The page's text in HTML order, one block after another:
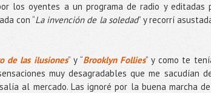
los oyentes a un programa de radio y editadas
con “La invención de la soledad” y recorrí
de las ilusiones” y “Brooklyn Follies” y como te
muy desagradables que me sacudían
al mercado. Las ignoré por la buena marcha